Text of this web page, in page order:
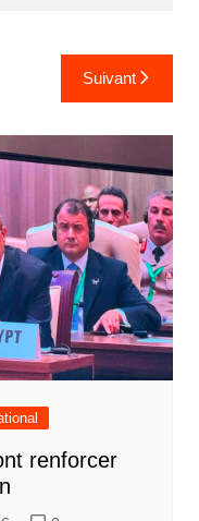
Suivant
renforcer